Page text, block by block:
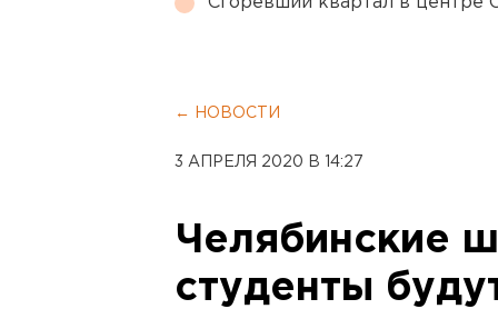
← НОВОСТИ
3 АПРЕЛЯ 2020 В 14:27
Челябинские
студенты